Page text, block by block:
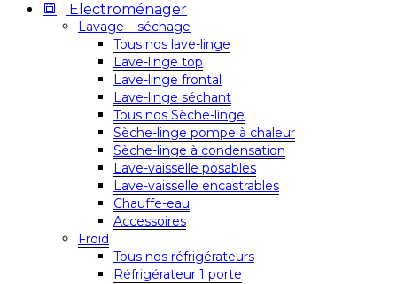
Electroménager
Lavage – séchage
Tous nos lave-linge
Lave-linge top
Lave-linge frontal
Lave-linge séchant
Tous nos Sèche-linge
Sèche-linge pompe à chaleur
Sèche-linge à condensation
Lave-vaisselle posables
Lave-vaisselle encastrables
Chauffe-eau
Accessoires
Froid
Tous nos réfrigérateurs
Réfrigérateur 1 porte